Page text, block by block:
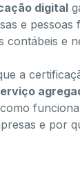
digital
e
e
a
e por